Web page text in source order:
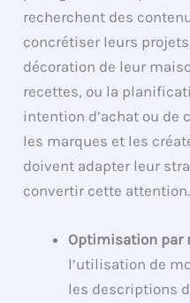
recherchent des
concrétiser leurs
décoration de leur
recettes, ou la
intention d’achat ou de
les marques et les
doivent adapter leur
convertir cette attention.
Optimisation par
l’utilisation de
les descriptions